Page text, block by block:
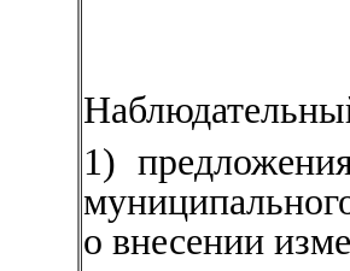
1)
о внесении